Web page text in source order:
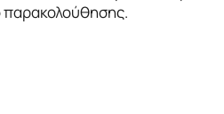
παρακολούθησης.